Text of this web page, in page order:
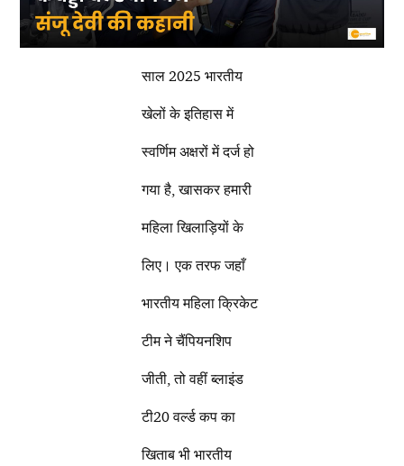
साल 2025 भारतीय
खेलों के इतिहास में
स्वर्णिम अक्षरों में दर्ज हो
गया है, खासकर हमारी
महिला खिलाड़ियों के
लिए। एक तरफ जहाँ
भारतीय महिला क्रिकेट
टीम ने चैंपियनशिप
जीती, तो वहीं ब्लाइंड
टी20 वर्ल्ड कप का
खिताब भी भारतीय